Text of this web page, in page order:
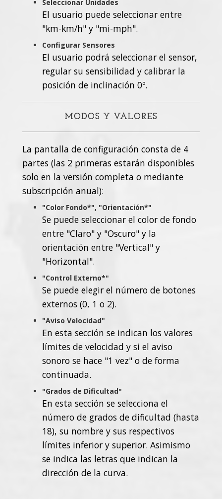
Seleccionar Unidades
El usuario puede seleccionar entre
"km-km/h" y "mi-mph".
Configurar Sensores
El usuario podrá seleccionar el sensor,
regular su sensibilidad y calibrar la
posición de inclinación 0º.
MODOS Y VALORES
La pantalla de configuración consta de 4
partes (las 2 primeras estarán disponibles
solo en la versión completa o mediante
subscripción anual):
"Color Fondo*", "Orientación*"
Se puede seleccionar el color de fondo
entre "Claro" y "Oscuro" y la
orientación entre "Vertical" y
"Horizontal".
"Control Externo*"
Se puede elegir el número de botones
externos (0, 1 o 2).
"Aviso Velocidad"
En esta sección se indican los valores
límites de velocidad y si el aviso
sonoro se hace "1 vez" o de forma
continuada.
"Grados de Dificultad"
En esta sección se selecciona el
número de grados de dificultad (hasta
18), su nombre y sus respectivos
límites inferior y superior. Asimismo
se indica las letras que indican la
dirección de la curva.